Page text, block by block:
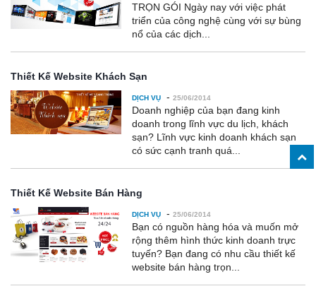
TRỌN GÓI Ngày nay với việc phát
triển của công nghệ cùng với sự bùng
nổ của các dịch...
Thiết Kế Website Khách Sạn
DỊCH VỤ - 25/06/2014
Doanh nghiệp của bạn đang kinh
doanh trong lĩnh vực du lịch, khách
sạn? Lĩnh vực kinh doanh khách sạn
có sức cạnh tranh quá...
Thiết Kế Website Bán Hàng
DỊCH VỤ - 25/06/2014
Bạn có nguồn hàng hóa và muốn mở
rộng thêm hình thức kinh doanh trực
tuyến? Bạn đang có nhu cầu thiết kế
website bán hàng trọn...